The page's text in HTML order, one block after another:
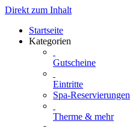
Direkt zum Inhalt
Startseite
Kategorien
Gutscheine
Eintritte
Spa-Reservierungen
Therme & mehr